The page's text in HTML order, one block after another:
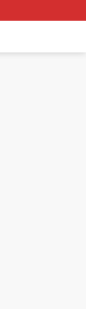
Kerja dan